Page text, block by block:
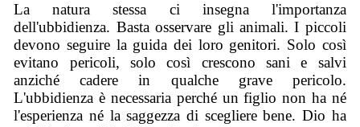
La natura stessa ci insegna l'importanza
dell'ubbidienza. Basta osservare gli animali. I piccoli
devono seguire la guida dei loro genitori. Solo così
evitano pericoli, solo così crescono sani e salvi
anziché cadere in qualche grave pericolo.
L'ubbidienza è necessaria perché un figlio non ha né
l'esperienza né la saggezza di scegliere bene. Dio ha